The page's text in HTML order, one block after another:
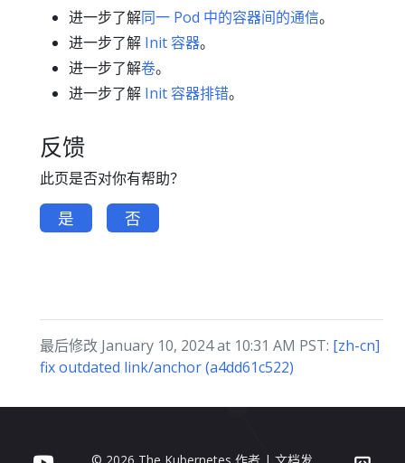
进一步了解同一 Pod 中的容器间的通信。
进一步了解 Init 容器。
进一步了解卷。
进一步了解 Init 容器排错。
反馈
此页是否对你有帮助？
是 否
最后修改 January 10, 2024 at 10:31 AM PST: [zh-cn]
fix outdated link/anchor (a4dd61c522)